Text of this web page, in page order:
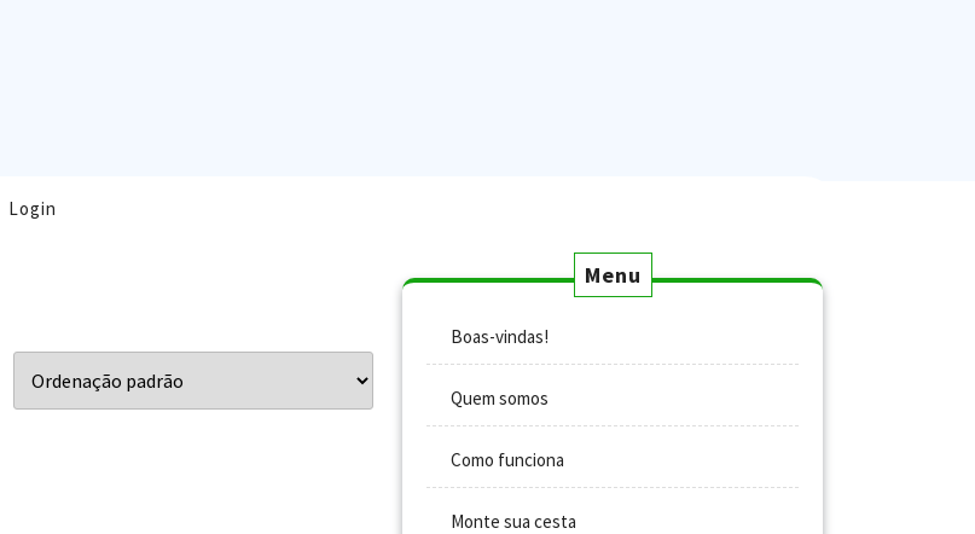
Login
Menu
Boas-vindas!
Quem somos
Como funciona
Monte sua cesta